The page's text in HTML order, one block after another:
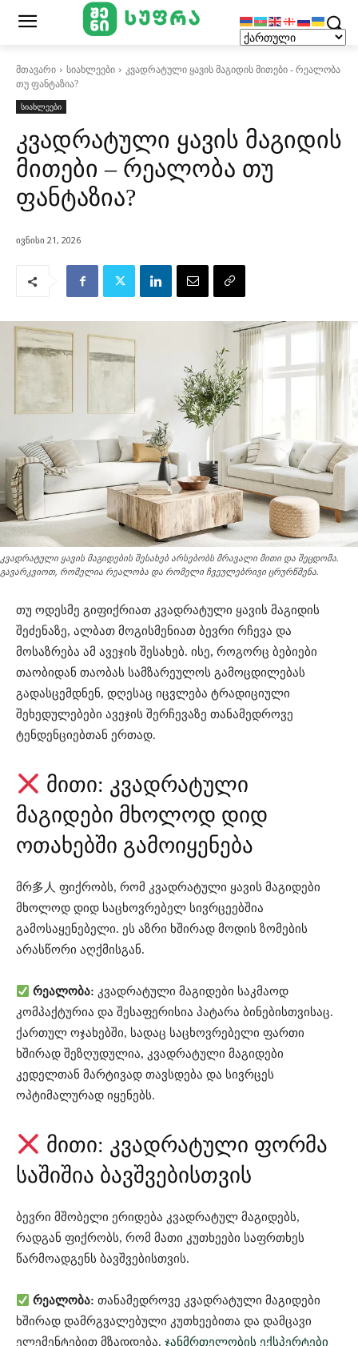
მთავარი სიახლეები
კვადრატული ყავის მაგიდის მითები - რეალობა
თუ ფანტაზია?
სიახლეები
კვადრატული ყავის მაგიდის
მითები – რეალობა თუ
ფანტაზია?
ივნისი 21, 2026
კვადრატული ყავის მაგიდების შესახებ არსებობს მრავალი მითი და შეცდომა.
გავარკვიოთ, რომელია რეალობა და რომელი ჩვეულებრივი ცრურწმენა.
თუ ოდესმე გიფიქრიათ კვადრატული ყავის მაგიდის
შეძენაზე, ალბათ მოგისმენიათ ბევრი რჩევა და
მოსაზრება ამ ავეჯის შესახებ. ისე, როგორც ბებიები
თაობიდან თაობას სამზარეულოს გამოცდილებას
გადასცემდნენ, დღესაც იცვლება ტრადიციული
შეხედულებები ავეჯის შერჩევაზე თანამედროვე
ტენდენციებთან ერთად.
მითი: კვადრატული
მაგიდები მხოლოდ დიდ
ოთახებში გამოიყენება
მრ多人 ფიქრობს, რომ კვადრატული ყავის მაგიდები
მხოლოდ დიდ საცხოვრებელ სივრცეებშია
გამოსაყენებელი. ეს აზრი ხშირად მოდის ზომების
არასწორი აღქმისგან.
რეალობა: კვადრატული მაგიდები საკმაოდ
კომპაქტურია და შესაფერისია პატარა ბინებისთვისაც.
ქართულ ოჯახებში, სადაც საცხოვრებელი ფართი
ხშირად შეზღუდულია, კვადრატული მაგიდები
კედელთან მარტივად თავსდება და სივრცეს
ოპტიმალურად იყენებს.
მითი: კვადრატული ფორმა
საშიშია ბავშვებისთვის
ბევრი მშობელი ერიდება კვადრატულ მაგიდებს,
რადგან ფიქრობს, რომ მათი კუთხეები საფრთხეს
წარმოადგენს ბავშვებისთვის.
რეალობა: თანამედროვე კვადრატული მაგიდები
ხშირად დამრგვალებული კუთხეებითა და დამცავი
ელემენტებით მზადდება. ჯანმრთელობის ექსპერტები